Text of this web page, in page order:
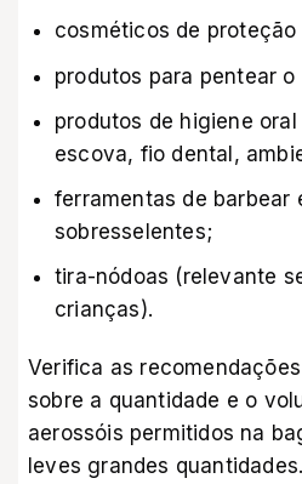
cosméticos de
produtos para pentear o
produtos de higiene
escova, fio dental,
ferramentas de barbear
sobresselentes;
tira-nódoas (relevante
crianças).
Verifica as
sobre a quantidade e o
aerossóis permitidos na
leves grandes